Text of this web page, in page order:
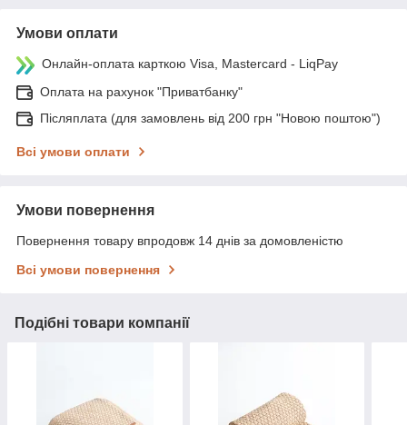
Умови оплати
Онлайн-оплата карткою Visa, Mastercard - LiqPay
Оплата на рахунок "Приватбанку"
Післяплата (для замовлень від 200 грн "Новою поштою")
Всі умови оплати
Умови повернення
Повернення товару впродовж 14 днів за домовленістю
Всі умови повернення
Подібні товари компанії